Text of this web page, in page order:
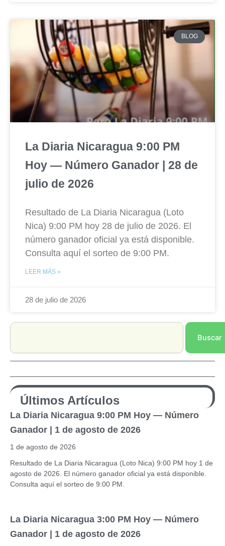
BLOG
La Diaria Nicaragua 9:00 PM
Hoy — Número Ganador | 28 de
julio de 2026
Resultado de La Diaria Nicaragua (Loto
Nica) 9:00 PM hoy 28 de julio de 2026. El
número ganador oficial ya está disponible.
Consulta aquí el sorteo de 9:00 PM.
LEER MÁS »
28 de julio de 2026
Search
Buscar
Últimos Artículos
La Diaria Nicaragua 9:00 PM Hoy — Número
Ganador | 1 de agosto de 2026
1 de agosto de 2026
Resultado de La Diaria Nicaragua (Loto Nica) 9:00 PM hoy 1 de
agosto de 2026. El número ganador oficial ya está disponible.
Consulta aquí el sorteo de 9:00 PM.
La Diaria Nicaragua 3:00 PM Hoy — Número
Ganador | 1 de agosto de 2026